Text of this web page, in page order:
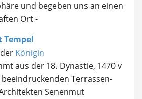
und begeben uns an einen
Ort -
Tempel
Königin
aus der 18. Dynastie, 1470 v
Terrassen-
Senenmut